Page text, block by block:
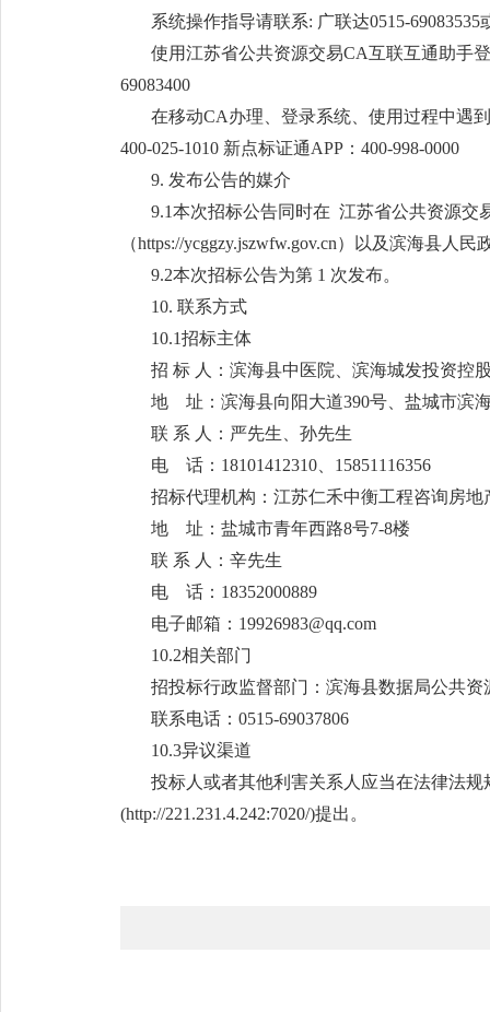
系统操作指导请联系: 广联达0515-69083535
使用江苏省公共资源交易CA互联互通助手
69083400
在移动CA办理、登录系统、使用过程中遇
400-025-1010 新点标证通APP：400-998-0000
9. 发布公告的媒介
9.1本次招标公告同时在 江苏省公共资源交
（https://ycggzy.jszwfw.gov.cn）以及滨海县人
9.2本次招标公告为第 1 次发布。
10. 联系方式
10.1招标主体
招 标 人：滨海县中医院、滨海城发投资控
地 址：滨海县向阳大道390号、盐城市滨
联 系 人：严先生、孙先生
电 话：18101412310、15851116356
招标代理机构：江苏仁禾中衡工程咨询房地
地 址：盐城市青年西路8号7-8楼
联 系 人：辛先生
电 话：18352000889
电子邮箱：19926983@qq.com
10.2相关部门
招投标行政监督部门：滨海县数据局公共资
联系电话：0515-69037806
10.3异议渠道
投标人或者其他利害关系人应当在法律法
(http://221.231.4.242:7020/)提出。